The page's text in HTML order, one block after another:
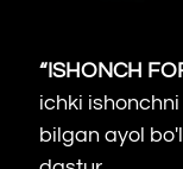
dastur